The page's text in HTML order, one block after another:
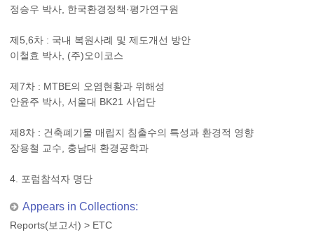
정승우 박사, 한국환경정책·평가연구원
제5,6차 : 국내 복원사례 및 제도개선 방안
이철효 박사, (주)오이코스
제7차 : MTBE의 오염현황과 위해성
안윤주 박사, 서울대 BK21 사업단
제8차 : 건축폐기물 매립지 침출수의 특성과 환경적 영향
장용철 교수, 충남대 환경공학과
4. 포럼참석자 명단
Appears in Collections:
Reports(보고서) > ETC